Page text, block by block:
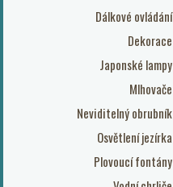
Dálkové ovládání
Dekorace
Japonské lampy
Mlhovače
Neviditelný obrubník
Osvětlení jezírka
Plovoucí fontány